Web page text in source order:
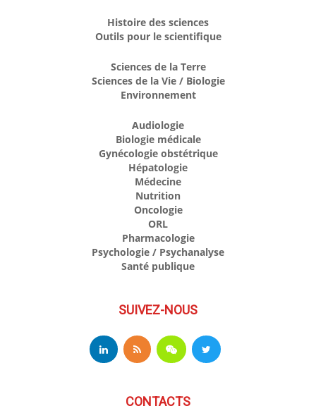
Histoire des sciences
Outils pour le scientifique
Sciences de la Terre
Sciences de la Vie / Biologie
Environnement
Audiologie
Biologie médicale
Gynécologie obstétrique
Hépatologie
Médecine
Nutrition
Oncologie
ORL
Pharmacologie
Psychologie / Psychanalyse
Santé publique
SUIVEZ-NOUS
CONTACTS